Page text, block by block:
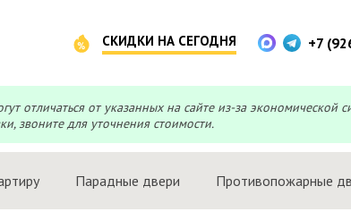
СКИДКИ НА СЕГОДНЯ +7
отличаться от указанных на сайте из-за экономической
звоните для уточнения стоимости.
Парадные двери Противопожарные